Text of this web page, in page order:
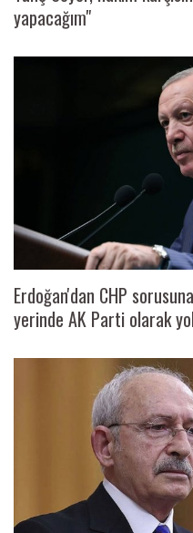
yapacağım"
Erdoğan'dan CHP
yerinde AK Parti olarak